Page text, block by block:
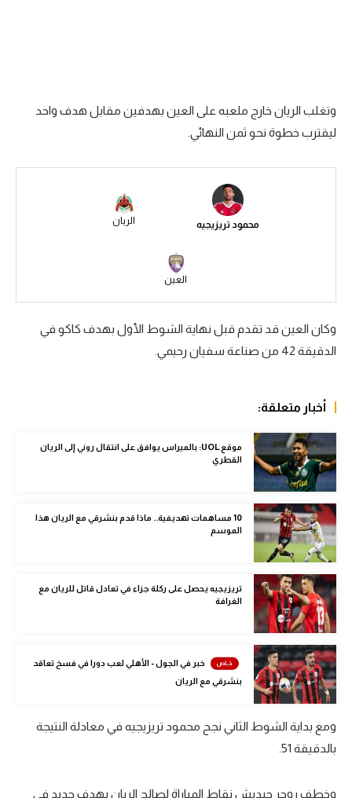
الدوري الإنجليزي
كرة سلة
كرة طائرة
الوطن العربي
في المونديال
رياضة نسائية
آسيا
أمريكا
ركن الألعاب
أقسام خاصة
Gamers
تحقيق في الجول
وتغلب الريان خارج ملعبه على العين بهدفين مقابل هدف واحد
ليقترب خطوة نحو ثمن النهائي.
محمود تريزيجيه الريان
العين
وكان العين قد تقدم قبل نهاية الشوط الأول بهدف كاكو في
الدقيقة 42 من صناعة سفيان رحيمي.
أخبار متعلقة:
موقع UOL: بالميراس يوافق على انتقال روني إلى الريان
القطري
10 مساهمات تهديفية.. ماذا قدم بنشرقي مع الريان هذا
الموسم
تريزيجيه يحصل على ركلة جزاء في تعادل قاتل للريان مع
الغرافة
خبر في الجول - الأهلي لعب دورا في فسخ تعاقد
بنشرقي مع الريان
ومع بداية الشوط الثاني نجح محمود تريزيجيه في معادلة النتيجة
بالدقيقة 51.
وخطف روجر جيديش نقاط المباراة لصالح الريان بهدف جديد في